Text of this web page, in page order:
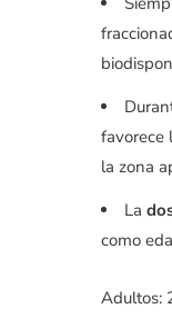
favorece
la zona
La
como
Adultos: